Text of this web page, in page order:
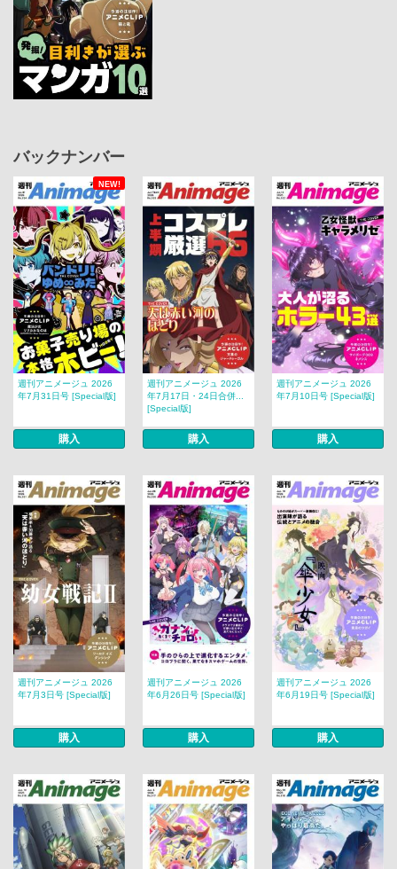
バックナンバー
NEW!
週刊アニメージュ 2026
年7月31日号 [Special版]
購入
週刊アニメージュ 2026
年7月17日・24日合併...
[Special版]
購入
週刊アニメージュ 2026
年7月10日号 [Special版]
購入
週刊アニメージュ 2026
年7月3日号 [Special版]
購入
週刊アニメージュ 2026
年6月26日号 [Special版]
購入
週刊アニメージュ 2026
年6月19日号 [Special版]
購入